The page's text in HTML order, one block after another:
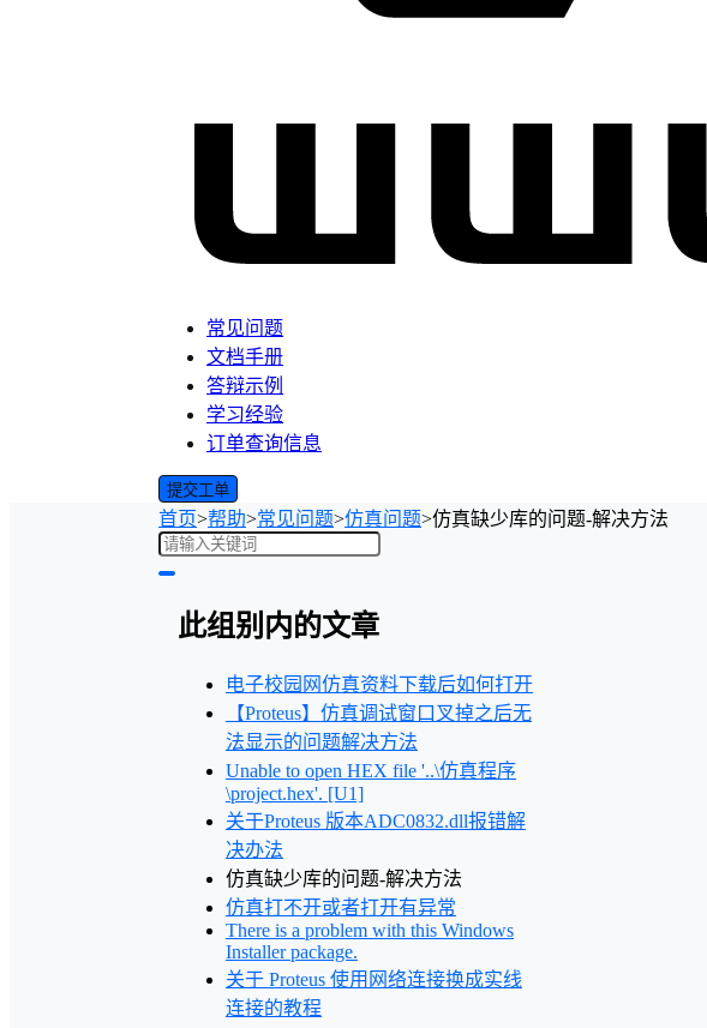
常见问题
文档手册
答辩示例
学习经验
订单查询信息
提交工单
首页>帮助>常见问题>仿真问题>仿真缺少库的问题-解决方法
此组别内的文章
电子校园网仿真资料下载后如何打开
【Proteus】仿真调试窗口叉掉之后无
法显示的问题解决方法
Unable to open HEX file '..\仿真程序
\project.hex'. [U1]
关于Proteus 版本ADC0832.dll报错解
决办法
仿真缺少库的问题-解决方法
仿真打不开或者打开有异常
There is a problem with this Windows
Installer package.
关于 Proteus 使用网络连接换成实线
连接的教程